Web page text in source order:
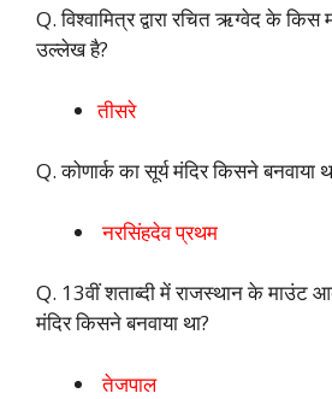
Q. विश्वामित्र द्वारा रचित ऋग्वेद के
उल्लेख है?
तीसरे
Q. कोणार्क का सूर्य मंदिर किसने बनवाया
नरसिंहदेव प्रथम
Q. 13वीं शताब्दी में राजस्थान के माउंट
मंदिर किसने बनवाया था?
तेजपाल